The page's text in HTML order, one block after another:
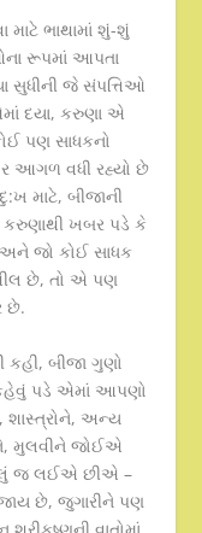
માટે ભાથામાં શું-શું
રૂપમાં આપતા
સુધીની જે સંપત્તિઓ
દયા, કરુણા એ
પણ સાધકનો
આગળ વધી રહ્યો છે
માટે, બીજાની
ખબર પડે કે
જો કોઈ સાધક
છે, તો એ પણ
છે.
કહી, બીજા ગુણો
પડે એમાં આપણો
અન્ય
મુલવીને જોઈએ
જ લઈએ છીએ –
છે, જુગારીને પણ
વાતોમાં